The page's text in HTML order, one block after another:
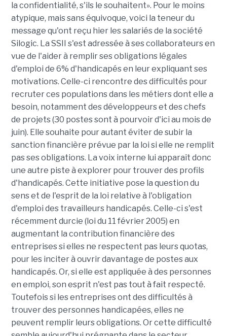
la confidentialité, s'ils le souhaitent». Pour le moins
atypique, mais sans équivoque, voici la teneur du
message qu'ont reçu hier les salariés de la société
Silogic. La SSII s'est adressée à ses collaborateurs en
vue de l'aider à remplir ses obligations légales
d'emploi de 6% d'handicapés en leur expliquant ses
motivations. Celle-ci rencontre des difficultés pour
recruter ces populations dans les métiers dont elle a
besoin, notamment des développeurs et des chefs
de projets (30 postes sont à pourvoir d'ici au mois de
juin). Elle souhaite pour autant éviter de subir la
sanction financière prévue par la loi si elle ne remplit
pas ses obligations. La voix interne lui apparaît donc
une autre piste à explorer pour trouver des profils
d'handicapés. Cette initiative pose la question du
sens et de l'esprit de la loi relative à l'obligation
d'emploi des travailleurs handicapés. Celle-ci s'est
récemment durcie (loi du 11 février 2005) en
augmentant la contribution financière des
entreprises si elles ne respectent pas leurs quotas,
pour les inciter à ouvrir davantage de postes aux
handicapés. Or, si elle est appliquée à des personnes
en emploi, son esprit n'est pas tout à fait respecté.
Toutefois si les entreprises ont des difficultés à
trouver des personnes handicapées, elles ne
peuvent remplir leurs obligations. Or cette difficulté